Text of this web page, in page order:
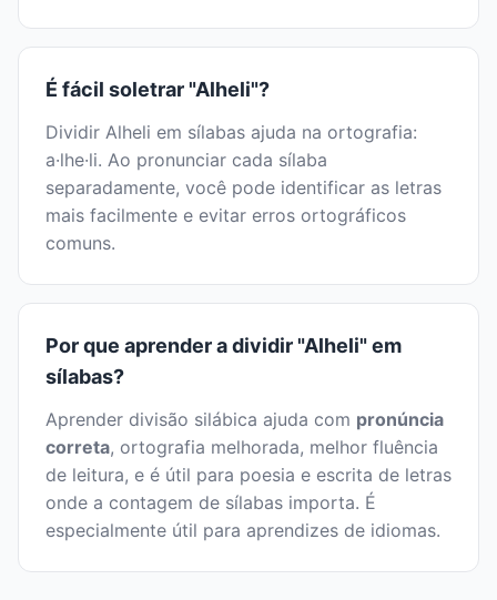
É fácil soletrar "Alheli"?
Dividir Alheli em sílabas ajuda na ortografia:
a·lhe·li. Ao pronunciar cada sílaba
separadamente, você pode identificar as letras
mais facilmente e evitar erros ortográficos
comuns.
Por que aprender a dividir "Alheli" em
sílabas?
Aprender divisão silábica ajuda com pronúncia
correta, ortografia melhorada, melhor fluência
de leitura, e é útil para poesia e escrita de letras
onde a contagem de sílabas importa. É
especialmente útil para aprendizes de idiomas.